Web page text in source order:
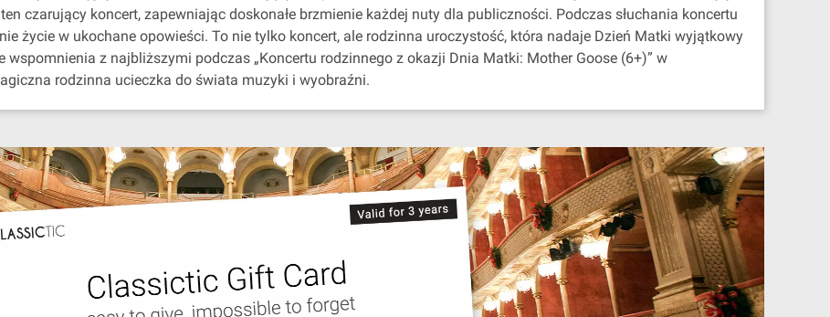
czarujący koncert, zapewniając doskonałe brzmienie każdej nuty dla publiczności. Podczas słuchania koncertu
życie w ukochane opowieści. To nie tylko koncert, ale rodzinna uroczystość, która nadaje Dzień Matki wyjątkowy
wspomnienia z najbliższymi podczas „Koncertu rodzinnego z okazji Dnia Matki: Mother Goose (6+)” w
rodzinna ucieczka do świata muzyki i wyobraźni.